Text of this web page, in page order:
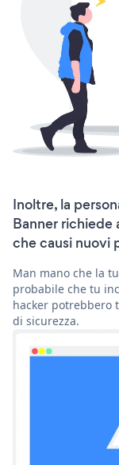
Inoltre, la
Banner richiede
che causi nuovi
Man mano che la
probabile che tu
hacker potrebbero
di sicurezza.